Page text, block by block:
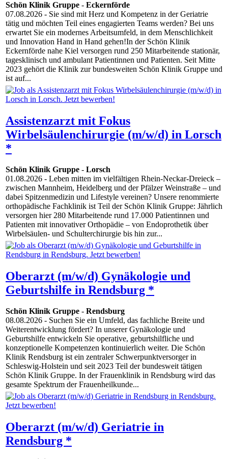
Schön Klinik Gruppe - Eckernförde
07.08.2026 - Sie sind mit Herz und Kompetenz in der Geriatrie
tätig und möchten Teil eines engagierten Teams werden? Bei uns
erwartet Sie ein modernes Arbeitsumfeld, in dem Menschlichkeit
und Innovation Hand in Hand gehen!In der Schön Klinik
Eckernförde nahe Kiel versorgen rund 250 Mitarbeitende stationär,
tagesklinisch und ambulant Patientinnen und Patienten. Seit Mitte
2023 gehört die Klinik zur bundesweiten Schön Klinik Gruppe und
ist auf...
Assistenzarzt mit Fokus
Wirbelsäulenchirurgie (m/w/d) in Lorsch
*
Schön Klinik Gruppe - Lorsch
01.08.2026 - Leben mitten im vielfältigen Rhein-Neckar-Dreieck –
zwischen Mannheim, Heidelberg und der Pfälzer Weinstraße – und
dabei Spitzenmedizin und Lifestyle vereinen? Unsere renommierte
orthopädische Fachklinik ist Teil der Schön Klinik Gruppe: Jährlich
versorgen hier 280 Mitarbeitende rund 17.000 Patientinnen und
Patienten mit innovativer Orthopädie – von Endoprothetik über
Wirbelsäulen- und Schulterchirurgie bis hin zur...
Oberarzt (m/w/d) Gynäkologie und
Geburtshilfe in Rendsburg *
Schön Klinik Gruppe - Rendsburg
08.08.2026 - Suchen Sie ein Umfeld, das fachliche Breite und
Weiterentwicklung fördert? In unserer Gynäkologie und
Geburtshilfe entwickeln Sie operative, geburtshilfliche und
konzeptionelle Kompetenzen kontinuierlich weiter. Die Schön
Klinik Rendsburg ist ein zentraler Schwerpunktversorger in
Schleswig-Holstein und seit 2023 Teil der bundesweit tätigen
Schön Klinik Gruppe. In der Frauenklinik in Rendsburg wird das
gesamte Spektrum der Frauenheilkunde...
Oberarzt (m/w/d) Geriatrie in
Rendsburg *